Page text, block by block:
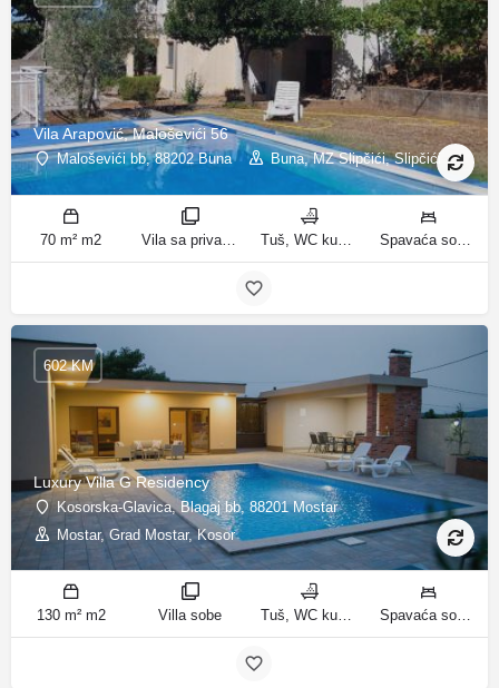
Vila Arapović, Maloševići 56
Maloševići bb, 88202 Buna Buna, MZ Slipčići, Slipčići
70 m² m2 Vila sa privatnim bazenom sobe Tuš, WC kupatila Spavaća soba 1: 3 odvojena kreveta | Spavaća soba 2: 3 kreveta za jednu osobu | Dnevni boravak: 1 kauč na razvlačenje ležaja
Luxury Villa G Residency
Kosorska-Glavica, Blagaj bb, 88201 Mostar
Mostar, Grad Mostar, Kosor
602 KM
130 m² m2 Villa sobe Tuš, WC kupatila Spavaća soba 1: 1 bračni krevet | Spavaća soba 2: 2 kreveta za jednu osobu | Spavaća soba 3: 1 bračni krevet | Spavaća soba 4: 2 kreveta za jednu osobu | Dnevni boravak: 1 kauč na razvlačenje ležaja